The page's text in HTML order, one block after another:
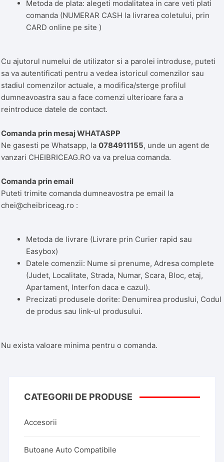
Metoda de plata: alegeti modalitatea in care veti plati
comanda (NUMERAR CASH la livrarea coletului, prin
CARD online pe site )
Cu ajutorul numelui de utilizator si a parolei introduse, puteti
sa va autentificati pentru a vedea istoricul comenzilor sau
stadiul comenzilor actuale, a modifica/sterge profilul
dumneavoastra sau a face comenzi ulterioare fara a
reintroduce datele de contact.
Comanda prin mesaj WHATASPP
Ne gasesti pe Whatsapp, la0784911155, unde un agent de
vanzari CHEIBRICEAG.RO va va prelua comanda.
Comanda prin email
Puteti trimite comanda dumneavostra pe email la
chei@cheibriceag.ro :
Metoda de livrare (Livrare prin Curier rapid sau
Easybox)
Datele comenzii: Nume si prenume, Adresa complete
(Judet, Localitate, Strada, Numar, Scara, Bloc, etaj,
Apartament, Interfon daca e cazul).
Precizati produsele dorite: Denumirea produslui, Codul
de produs sau link-ul produsului.
Nu exista valoare minima pentru o comanda.
CATEGORII DE PRODUSE
Accesorii
Butoane Auto Compatibile